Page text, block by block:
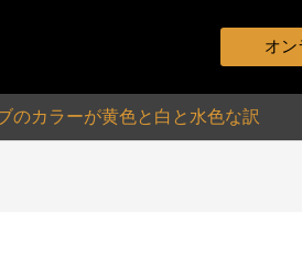
オ
のカラーが黄色と白と水色な訳